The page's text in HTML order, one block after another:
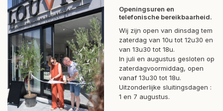
Openingsuren en
telefonische bereikbaarheid.
Wij zijn open van dinsdag tem
zaterdag van 10u tot 12u30 en
van 13u30 tot 18u.
In juli en augustus gesloten op
zaterdagvoormiddag, open
vanaf 13u30 tot 18u.
Uitzonderlijke sluitingsdagen :
1 en 7 augustus.